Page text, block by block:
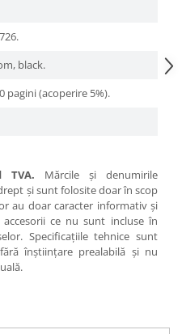
black.
pagini (acoperire 5%).
TVA. Mărcile şi denumirile
şi sunt folosite doar în scop
au doar caracter informativ şi
ce nu sunt incluse în
Specificaţiile tehnice sunt
înştiinţare prealabilă şi nu